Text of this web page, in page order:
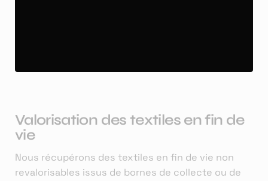
Valorisation des textiles en fin de
vie
Nous récupérons des textiles en fin de vie non
revalorisables issus de bornes de collecte ou de